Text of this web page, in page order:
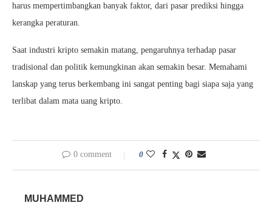
harus mempertimbangkan banyak faktor, dari pasar prediksi hingga
kerangka peraturan.
Saat industri kripto semakin matang, pengaruhnya terhadap pasar
tradisional dan politik kemungkinan akan semakin besar. Memahami
lanskap yang terus berkembang ini sangat penting bagi siapa saja yang
terlibat dalam mata uang kripto.
0 comment 0
MUHAMMED